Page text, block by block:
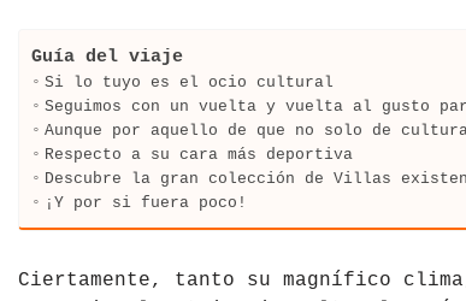
Paraguay
Perú
República Dominicana
Venezuela
Maldivas
Mongolia
Nepal
Qatar
Tailandia
Finlandia
Francia
Grecia
Hungría
Inglaterra
Guía del viaje
Si lo tuyo es el ocio cultural
Seguimos con un vuelta y vuelta al gusto
Aunque por aquello de que no solo de
Respecto a su cara más deportiva
Descubre la gran colección de Villas
¡Y por si fuera poco!
Ciertamente, tanto su magnífico